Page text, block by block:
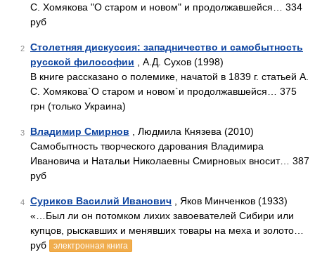
С. Хомякова "О старом и новом" и продолжавшейся… 334
руб
2
Столетняя дискуссия: западничество и самобытность
русской философии , А.Д. Сухов (1998)
В книге рассказано о полемике, начатой в 1839 г. статьей А.
С. Хомякова`О старом и новом`и продолжавшейся… 375
грн (только Украина)
3 Владимир Смирнов , Людмила Князева (2010)
Самобытность творческого дарования Владимира
Ивановича и Натальи Николаевны Смирновых вносит… 387
руб
4 Суриков Василий Иванович , Яков Минченков (1933)
«…Был ли он потомком лихих завоевателей Сибири или
купцов, рыскавших и менявших товары на меха и золото…
руб
электронная книга